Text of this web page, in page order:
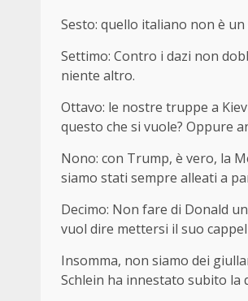
Sesto: quello italiano non è
Settimo: Contro i dazi non
niente altro.
Ottavo: le nostre truppe a
questo che si vuole? Oppure
Nono: con Trump, è vero, la
siamo stati sempre alleati a
Decimo: Non fare di Donald
vuol dire mettersi il suo
Insomma, non siamo dei
Schlein ha innestato subito la